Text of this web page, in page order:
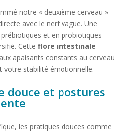
notre « deuxième cerveau »
avec le nerf vague. Une
et en probiotiques
Cette flore intestinale
apaisants constants au cerveau
votre stabilité émotionnelle.
douce et postures
les pratiques douces comme